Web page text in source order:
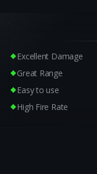
Excellent Damage
Great Range
Easy to use
High Fire Rate